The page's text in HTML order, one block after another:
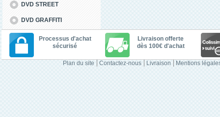
DVD STREET
DVD GRAFFITI
Processus d'achat
sécurisé
Livraison offerte
dès 100€ d'achat
Plan du site Contactez-nous Livraison Mentions